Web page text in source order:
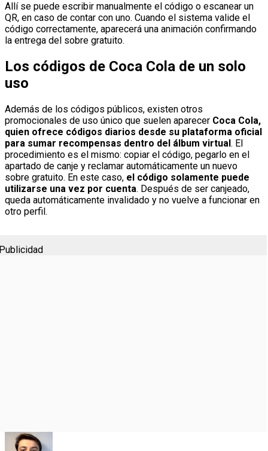
Allí se puede escribir manualmente el código o escanear un
QR, en caso de contar con uno. Cuando el sistema valide el
código correctamente, aparecerá una animación confirmando
la entrega del sobre gratuito.
Los códigos de Coca Cola de un solo
uso
Además de los códigos públicos, existen otros
promocionales de uso único que suelen aparecer Coca Cola,
quien ofrece códigos diarios desde su plataforma oficial
para sumar recompensas dentro del álbum virtual. El
procedimiento es el mismo: copiar el código, pegarlo en el
apartado de canje y reclamar automáticamente un nuevo
sobre gratuito. En este caso, el código solamente puede
utilizarse una vez por cuenta. Después de ser canjeado,
queda automáticamente invalidado y no vuelve a funcionar en
otro perfil.